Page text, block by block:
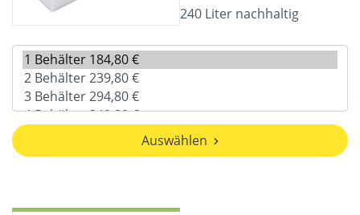
240 Liter nachhaltig
Auswählen